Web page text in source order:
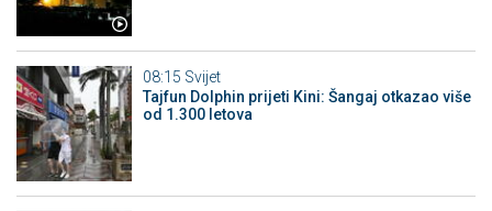
08:15 Svijet
Tajfun Dolphin prijeti Kini: Šangaj otkazao više
od 1.300 letova